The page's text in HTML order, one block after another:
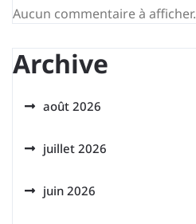
Aucun commentaire à afficher.
Archive
août 2026
juillet 2026
juin 2026